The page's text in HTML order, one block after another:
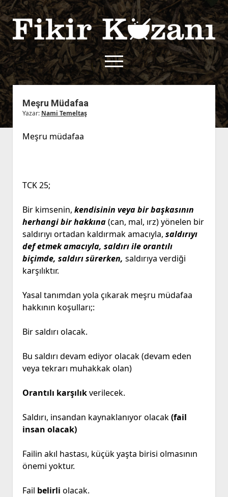
Fikir
Kazanı
menüyü
aç
twitterfacebook
rss
Kullanım Koşulları
Meşru Müdafaa
Yazar: Nami Temeltaş
Meşru müdafaa
TCK 25;
Bir kimsenin, kendisinin veya bir başkasının
herhangi bir hakkına (can, mal, ırz) yönelen bir
saldırıyı ortadan kaldırmak amacıyla, saldırıyı
def etmek amacıyla, saldırı ile orantılı
biçimde, saldırı sürerken, saldırıya verdiği
karşılıktır.
Yasal tanımdan yola çıkarak meşru müdafaa
hakkının koşulları;:
Bir saldırı olacak.
Bu saldırı devam ediyor olacak (devam eden
veya tekrarı muhakkak olan)
Orantılı karşılıkverilecek.
Saldırı, insandan kaynaklanıyor olacak(fail
insan olacak)
Failin akıl hastası, küçük yaşta birisi olmasının
önemi yoktur.
Fail belirli olacak.